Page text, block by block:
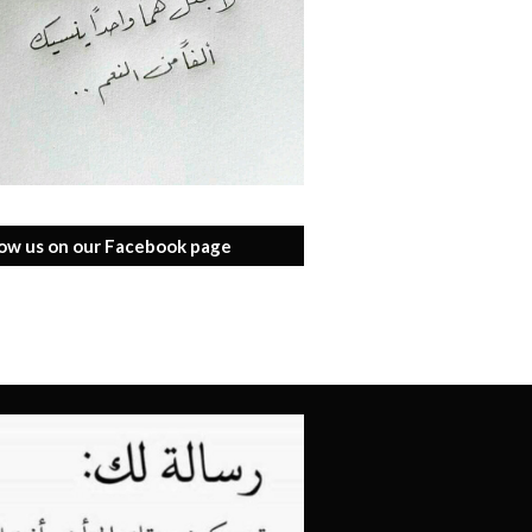
us on our Facebook page